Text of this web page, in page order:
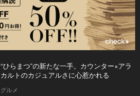
“ひらまつ”の新たな一手。カウンター×アラ
カルトのカジュアルさに心惹かれる
グルメ